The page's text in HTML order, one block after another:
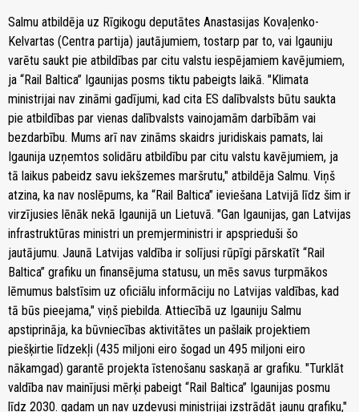
Salmu atbildēja uz Rīgikogu deputātes Anastasijas Kovaļenko-
Kelvartas (Centra partija) jautājumiem, tostarp par to, vai Igauniju
varētu saukt pie atbildības par citu valstu iespējamiem kavējumiem,
ja “Rail Baltica” Igaunijas posms tiktu pabeigts laikā. "Klimata
ministrijai nav zināmi gadījumi, kad cita ES dalībvalsts būtu saukta
pie atbildības par vienas dalībvalsts vainojamām darbībām vai
bezdarbību. Mums arī nav zināms skaidrs juridiskais pamats, lai
Igaunija uzņemtos solidāru atbildību par citu valstu kavējumiem, ja
tā laikus pabeidz savu iekšzemes maršrutu," atbildēja Salmu. Viņš
atzina, ka nav noslēpums, ka “Rail Baltica” ieviešana Latvijā līdz šim ir
virzījusies lēnāk nekā Igaunijā un Lietuvā. "Gan Igaunijas, gan Latvijas
infrastruktūras ministri un premjerministri ir apsprieduši šo
jautājumu. Jaunā Latvijas valdība ir solījusi rūpīgi pārskatīt “Rail
Baltica” grafiku un finansējuma statusu, un mēs savus turpmākos
lēmumus balstīsim uz oficiālu informāciju no Latvijas valdības, kad
tā būs pieejama," viņš piebilda. Attiecībā uz Igauniju Salmu
apstiprināja, ka būvniecības aktivitātes un pašlaik projektiem
piešķirtie līdzekļi (435 miljoni eiro šogad un 495 miljoni eiro
nākamgad) garantē projekta īstenošanu saskaņā ar grafiku. "Turklāt
valdība nav mainījusi mērķi pabeigt “Rail Baltica” Igaunijas posmu
līdz 2030. gadam un nav uzdevusi ministrijai izstrādāt jaunu grafiku,"